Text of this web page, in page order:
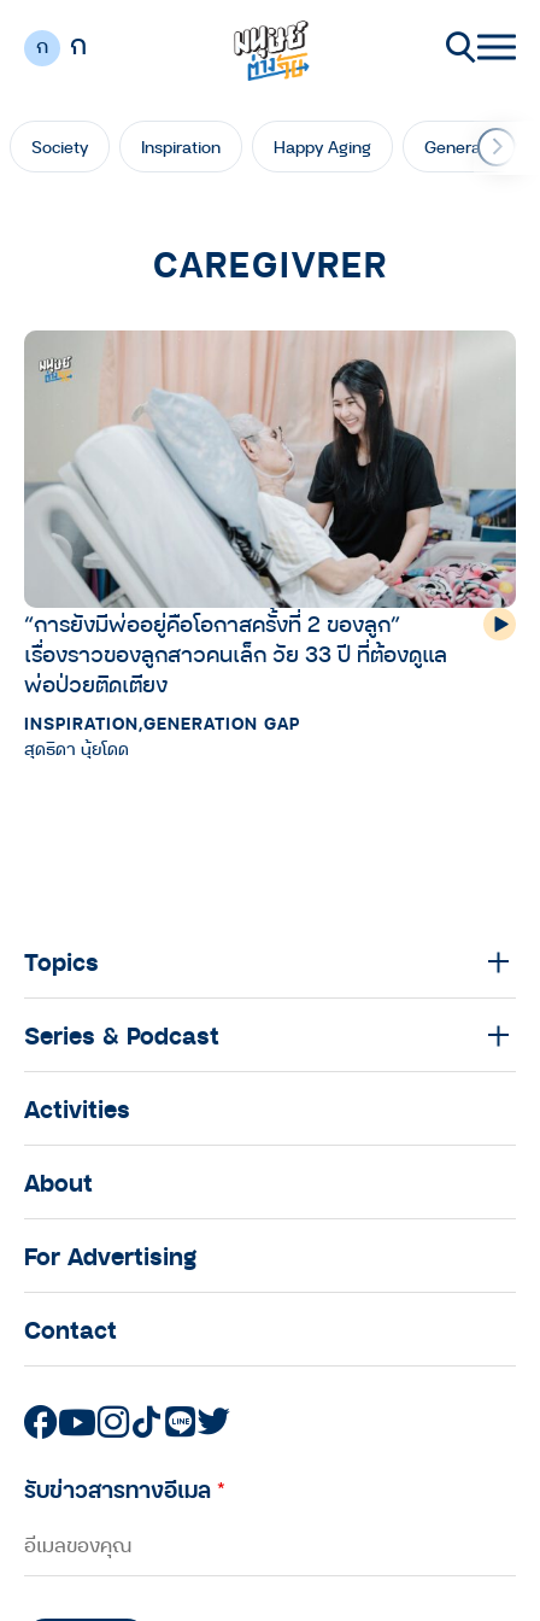
ก ก
Society Inspiration Happy Aging Generation
CAREGIVRER
“การยังมีพ่ออยู่คือโอกาสครั้งที่ 2 ของลูก”
เรื่องราวของลูกสาวคนเล็ก วัย 33 ปี ที่ต้องดูแล
พ่อป่วยติดเตียง
INSPIRATION,GENERATION GAP
สุดธิดา นุ้ยโดด
Topics
Series & Podcast
Activities
About
For Advertising
Contact
รับข่าวสารทางอีเมล*